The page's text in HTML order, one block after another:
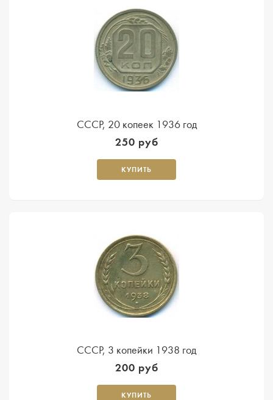
СССР, 20 копеек 1936 год
250 руб
КУПИТЬ
СССР, 3 копейки 1938 год
200 руб
КУПИТЬ